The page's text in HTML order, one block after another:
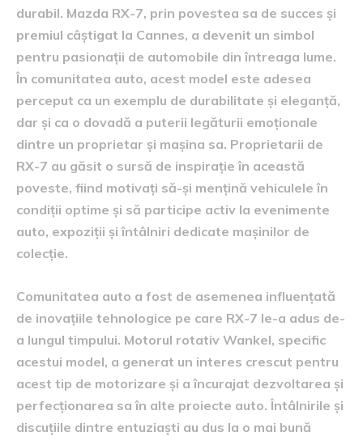
durabil. Mazda RX-7, prin povestea sa de succes și
premiul câștigat la Cannes, a devenit un simbol
pentru pasionații de automobile din întreaga lume.
În comunitatea auto, acest model este adesea
perceput ca un exemplu de durabilitate și eleganță,
dar și ca o dovadă a puterii legăturii emoționale
dintre un proprietar și mașina sa. Proprietarii de
RX-7 au găsit o sursă de inspirație în această
poveste, fiind motivați să-și mențină vehiculele în
condiții optime și să participe activ la evenimente
auto, expoziții și întâlniri dedicate mașinilor de
colecție.
Comunitatea auto a fost de asemenea influențată
de inovațiile tehnologice pe care RX-7 le-a adus de-
a lungul timpului. Motorul rotativ Wankel, specific
acestui model, a generat un interes crescut pentru
acest tip de motorizare și a încurajat dezvoltarea și
perfecționarea sa în alte proiecte auto. Întâlnirile și
discuțiile dintre entuziaști au dus la o mai bună